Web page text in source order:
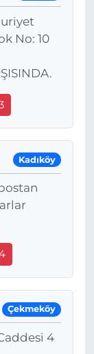
No: 10
Kadıköy
Çekmeköy
4